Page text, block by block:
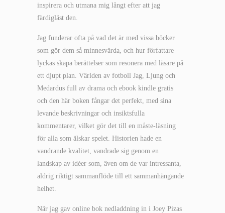
inspirera och utmana mig långt efter att jag
färdigläst den.
Jag funderar ofta på vad det är med vissa böcker
som gör dem så minnesvärda, och hur författare
lyckas skapa berättelser som resonera med läsare på
ett djupt plan. Världen av fotboll Jag, Ljung och
Medardus full av drama och ebook kindle gratis
och den här boken fångar det perfekt, med sina
levande beskrivningar och insiktsfulla
kommentarer, vilket gör det till en måste-läsning
för alla som älskar spelet. Historien hade en
vandrande kvalitet, vandrade sig genom en
landskap av idéer som, även om de var intressanta,
aldrig riktigt sammanflöde till ett sammanhängande
helhet.
När jag gav online bok nedladdning in i Joey Pizas